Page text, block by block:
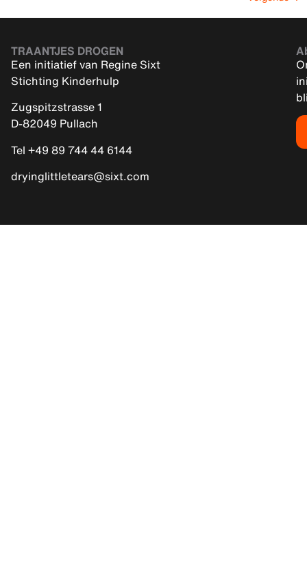
TRAANTJES DROGEN
Een initiatief van Regine Sixt
Stichting Kinderhulp
Zugspitzstrasse 1
D-82049 Pullach
Tel +49 89 744 44 6144
dryinglittletears@sixt.com